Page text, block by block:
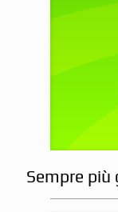
Sempre più